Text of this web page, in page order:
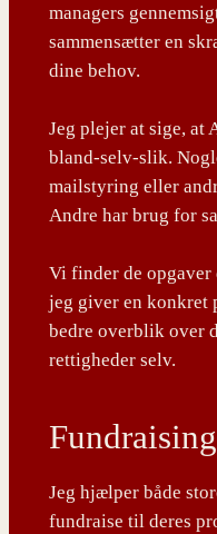
managers
sammensætter en
dine behov.
Jeg plejer at sige, at
bland-selv-slik.
mailstyring eller
Andre har brug for
Vi finder de
jeg giver en konkret
bedre overblik over
rettigheder selv.
Fundraising
Jeg hjælper både
fundraise til deres